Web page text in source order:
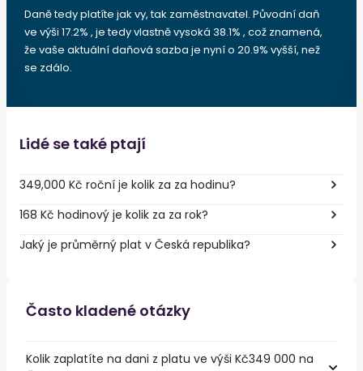
Daně tedy platíte jak vy, tak zaměstnavatel. Původní daň
ve výši 17.2% , je tedy vlastně vysoká 38.1% , což znamená,
že vaše aktuální daňová sazba je nyní o 20.9% vyšší, než
se zdálo.
Lidé se také ptají
349,000 Kč roční je kolik za za hodinu?
168 Kč hodinový je kolik za za rok?
Jaký je průměrný plat v Česká republika?
Často kladené otázky
Kolik zaplatíte na dani z platu ve výši Kč349 000 na